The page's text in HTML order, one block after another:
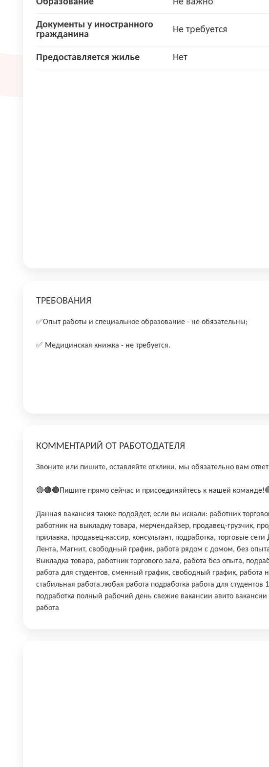
Образование Не важно
Документы у иностранного
гражданина
Не требуется
Предоставляется жилье Нет
ТРЕБОВАНИЯ
✅Опыт работы и специальное образование - не обязательны;
✅ Медицинская книжка - не требуется.
КОММЕНТАРИЙ ОТ РАБОТОДАТЕЛЯ
Звоните или пишите, оставляйте отклики, мы обязательно вам
🔴🔴🔴Пишите прямо сейчас и присоединяйтесь к нашей
Данная вакансия также подойдет, если вы искали: работник
работник на выкладку товара, мерчендайзер, продавец-грузчик,
прилавка, продавец-кассир, консультант, подработка, торговые сети
Лента, Магнит, свободный график, работа рядом с домом, без
Выкладка товара, работник торгового зала, работа без опыта,
работа для студентов, сменный график, свободный график, работа
стабильная работа.любая работа подработка работа для студентов
подработка полный рабочий день свежие вакансии авито вакансии
работа